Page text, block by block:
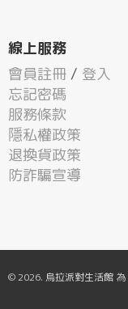
線上服務
會員註冊 / 登入
忘記密碼
服務條款
隱私權政策
退換貨政策
防詐騙宣導
© 2026. 烏拉派對生活館 為